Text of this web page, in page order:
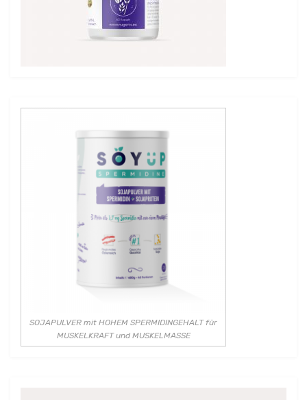
SOJAPULVER mit HOHEM SPERMIDINGEHALT für
MUSKELKRAFT und MUSKELMASSE